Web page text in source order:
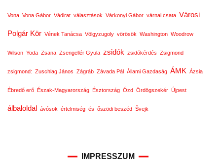
Vona Vona Gábor Vádirat választások Várkonyi Gábor várnai csata Városi
Polgár Kör Vének Tanácsa Völgyzugoly vörösök Washington Woodrow
Wilson Yoda Zsana Zsengellér Gyula zsidók zsidókérdés Zsigmond
zsigmond: Zuschlag János Zágráb Závada Pál Állami Gazdaság ÁMK Ázsia
Ébredő erő Észak-Magyarország Észtország Ózd Ördögszekér Újpest
álbaloldal ávósok értelmiség és őszödi beszéd Švejk
IMPRESSZUM